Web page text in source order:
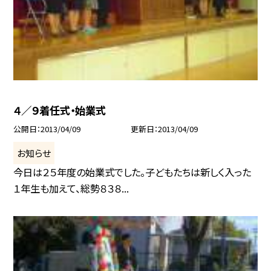
４／９着任式・始業式
公開日 2013/04/09 更新日 2013/04/09
お知らせ
今日は２５年度の始業式でした。子どもたちは新しく入った
１年生も加えて、総勢８３８...